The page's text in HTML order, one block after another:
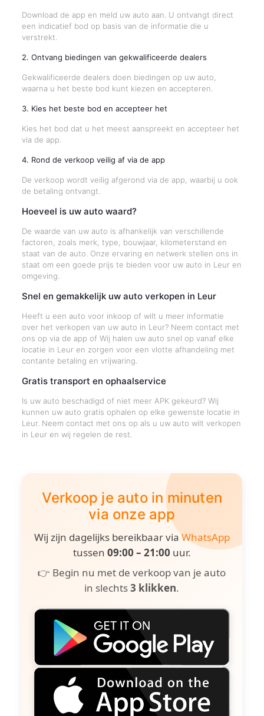
Download de app en meld uw auto aan. U ontvangt direct
een indicatief bod op basis van de informatie die u
verstrekt.
2. Ontvang biedingen van gekwalificeerde dealers
Gekwalificeerde dealers doen biedingen op uw auto,
waarna u het beste bod kunt kiezen en accepteren.
3. Kies het beste bod en accepteer het
Kies het bod dat u het meest aanspreekt en accepteer het
via de app.
4. Rond de verkoop veilig af via de app
De verkoop wordt veilig afgerond via de app, waarbij u ook
de betaling ontvangt.
Hoeveel is uw auto waard?
De waarde van uw auto is afhankelijk van verschillende
factoren, zoals merk, type, bouwjaar, kilometerstand en
staat van de auto. Onze ervaring en netwerk stellen ons in
staat om een goede prijs te bieden voor uw auto in Leur en
omgeving.
Snel en gemakkelijk uw auto verkopen in Leur
Heeft u een auto voor inkoop of wilt u meer informatie
over het verkopen van uw auto in Leur? Neem contact met
ons op via de app of Wij halen uw auto snel op vanaf elke
locatie in Leur en zorgen voor een vlotte afhandeling met
contante betaling en vrijwaring.
Gratis transport en ophaalservice
Is uw auto beschadigd of niet meer APK gekeurd? Wij
kunnen uw auto gratis ophalen op elke gewenste locatie in
Leur. Neem contact met ons op als u uw auto wilt verkopen
in Leur en wij regelen de rest.
Verkoop je auto in minuten
via onze app
Wij zijn dagelijks bereikbaar viaWhatsApp
tussen 09:00 – 21:00 uur.
👉 Begin nu met de verkoop van je auto
in slechts3 klikken.